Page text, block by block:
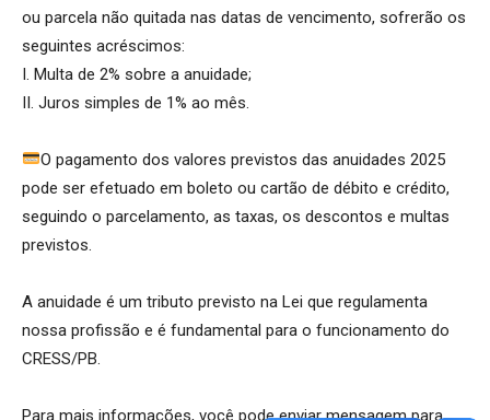
ou parcela não quitada nas datas de vencimento, sofrerão os
seguintes acréscimos:
I. Multa de 2% sobre a anuidade;
II. Juros simples de 1% ao mês.
O pagamento dos valores previstos das anuidades 2025
pode ser efetuado em boleto ou cartão de débito e crédito,
seguindo o parcelamento, as taxas, os descontos e multas
previstos.
A anuidade é um tributo previsto na Lei que regulamenta
nossa profissão e é fundamental para o funcionamento do
CRESS/PB.
Para mais informações, você pode enviar mensagem para